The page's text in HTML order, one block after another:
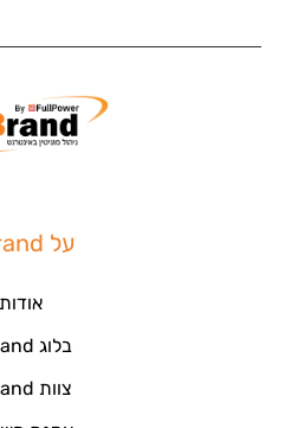
על eBrand
אודות
בלוג eBrand
צוות eBrand